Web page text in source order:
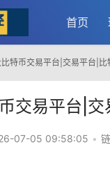
首页
特币交易平台|交易平台|比
交易平台|
07-05 09:58:05 •